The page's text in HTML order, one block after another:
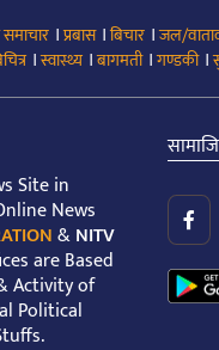
समाचार ।प्रबास।बिचार ।जल/
।स्वास्थ्य ।बागमती।गण्डकी।
Site in
News
&NITV
are Based
Activity of
Political